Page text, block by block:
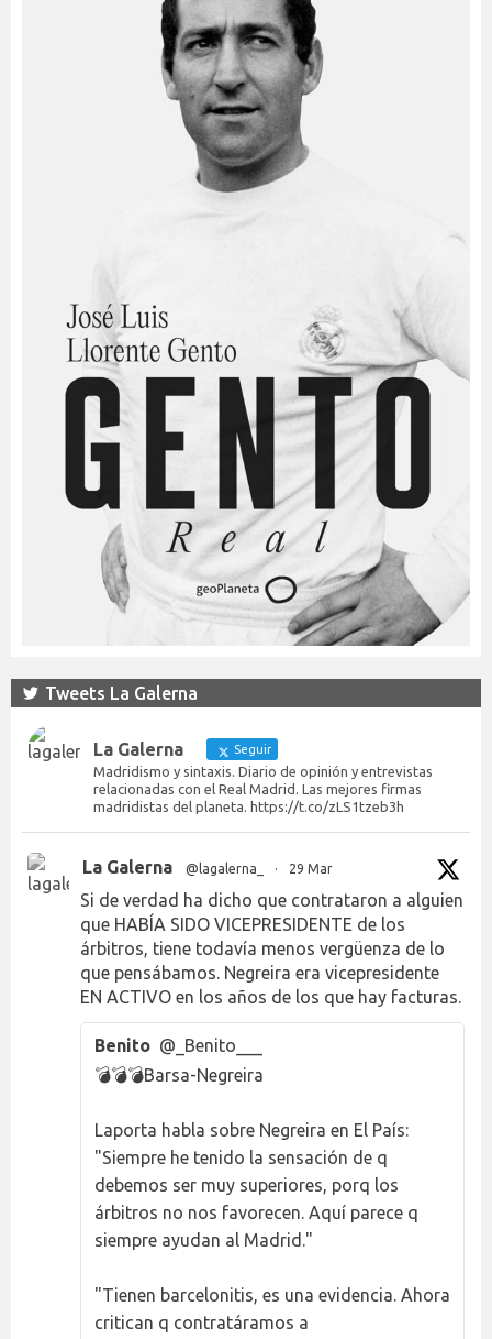
Tweets La Galerna
La Galerna Seguir
Madridismo y sintaxis. Diario de opinión y entrevistas
relacionadas con el Real Madrid. Las mejores firmas
madridistas del planeta. https://t.co/zLS1tzeb3h
La Galerna @lagalerna_ · 29 Mar
Si de verdad ha dicho que contrataron a alguien
que HABÍA SIDO VICEPRESIDENTE de los
árbitros, tiene todavía menos vergüenza de lo
que pensábamos. Negreira era vicepresidente
EN ACTIVO en los años de los que hay facturas.
Benito @_Benito___
💣💣💣Barsa-Negreira
Laporta habla sobre Negreira en El País:
"Siempre he tenido la sensación de q
debemos ser muy superiores, porq los
árbitros no nos favorecen. Aquí parece q
siempre ayudan al Madrid."
"Tienen barcelonitis, es una evidencia. Ahora
critican q contratáramos a